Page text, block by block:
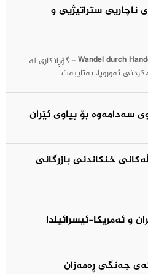
ناچاریی ستراتیژيی و
بۆ دوو دەیە، ستراتیژیەتی چین (Wandel durch Handel - گۆڕانکاری لە
ئەوروپا، بەتایبەت
سه‌دامه‌وه‌ بۆ پیاوی ئێران
خنكاندنی بازرگانی
و ئەمریکا-ئیسرائیلدا
جه‌نگى ڕه‌مه‌زان